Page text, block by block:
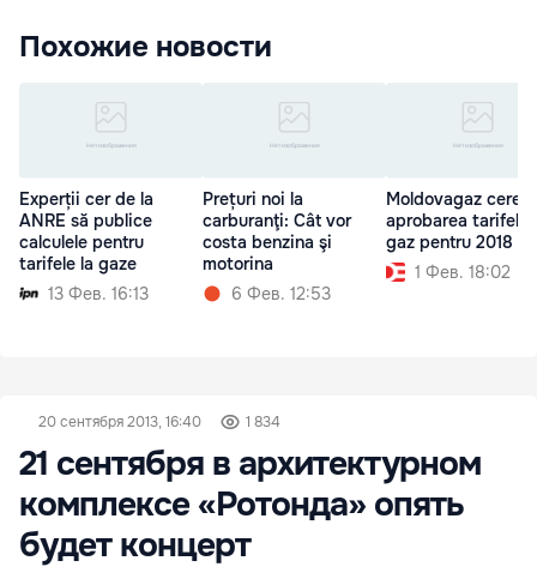
Похожие новости
Experții cer de la
ANRE să publice
calculele pentru
tarifele la gaze
13 Фев. 16:13
Prețuri noi la
carburanţi: Cât vor
costa benzina şi
motorina
6 Фев. 12:53
Moldovagaz cere
aprobarea
gaz pentru 2018
1 Фев. 18:02
20 сентября 2013, 16:40 1 834
21 сентября в архитектурном
комплексе «Ротонда» опять
будет концерт